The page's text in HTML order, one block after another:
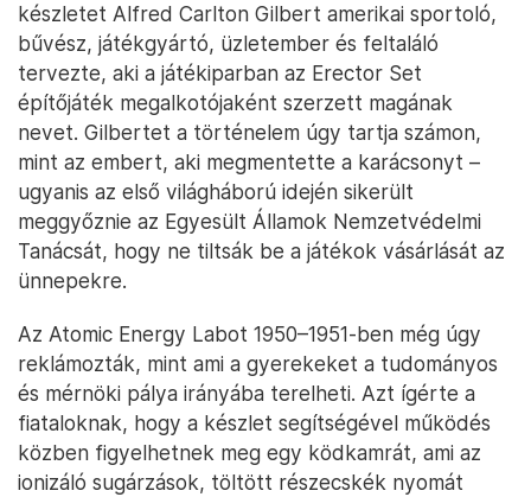
készletet Alfred Carlton Gilbert amerikai sportoló,
bűvész, játékgyártó, üzletember és feltaláló
tervezte, aki a játékiparban az Erector Set
építőjáték megalkotójaként szerzett magának
nevet. Gilbertet a történelem úgy tartja számon,
mint az embert, aki megmentette a karácsonyt –
ugyanis az első világháború idején sikerült
meggyőznie az Egyesült Államok Nemzetvédelmi
Tanácsát, hogy ne tiltsák be a játékok vásárlását az
ünnepekre.
Az Atomic Energy Labot 1950–1951-ben még úgy
reklámozták, mint ami a gyerekeket a tudományos
és mérnöki pálya irányába terelheti. Azt ígérte a
fiataloknak, hogy a készlet segítségével működés
közben figyelhetnek meg egy ködkamrát, ami az
ionizáló sugárzások, töltött részecskék nyomát